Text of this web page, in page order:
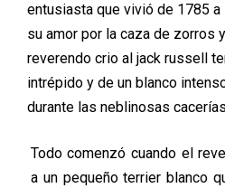
entusiasta que vivió de 1785 a
su amor por la caza de zorros
reverendo crio al jack russell
intrépido y de un blanco
durante las neblinosas
Todo comenzó cuando el
a un pequeño terrier blanco